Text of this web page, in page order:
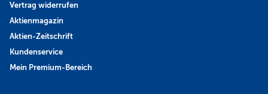
Vertrag widerrufen
Aktienmagazin
Aktien-Zeitschrift
Kundenservice
Mein Premium-Bereich